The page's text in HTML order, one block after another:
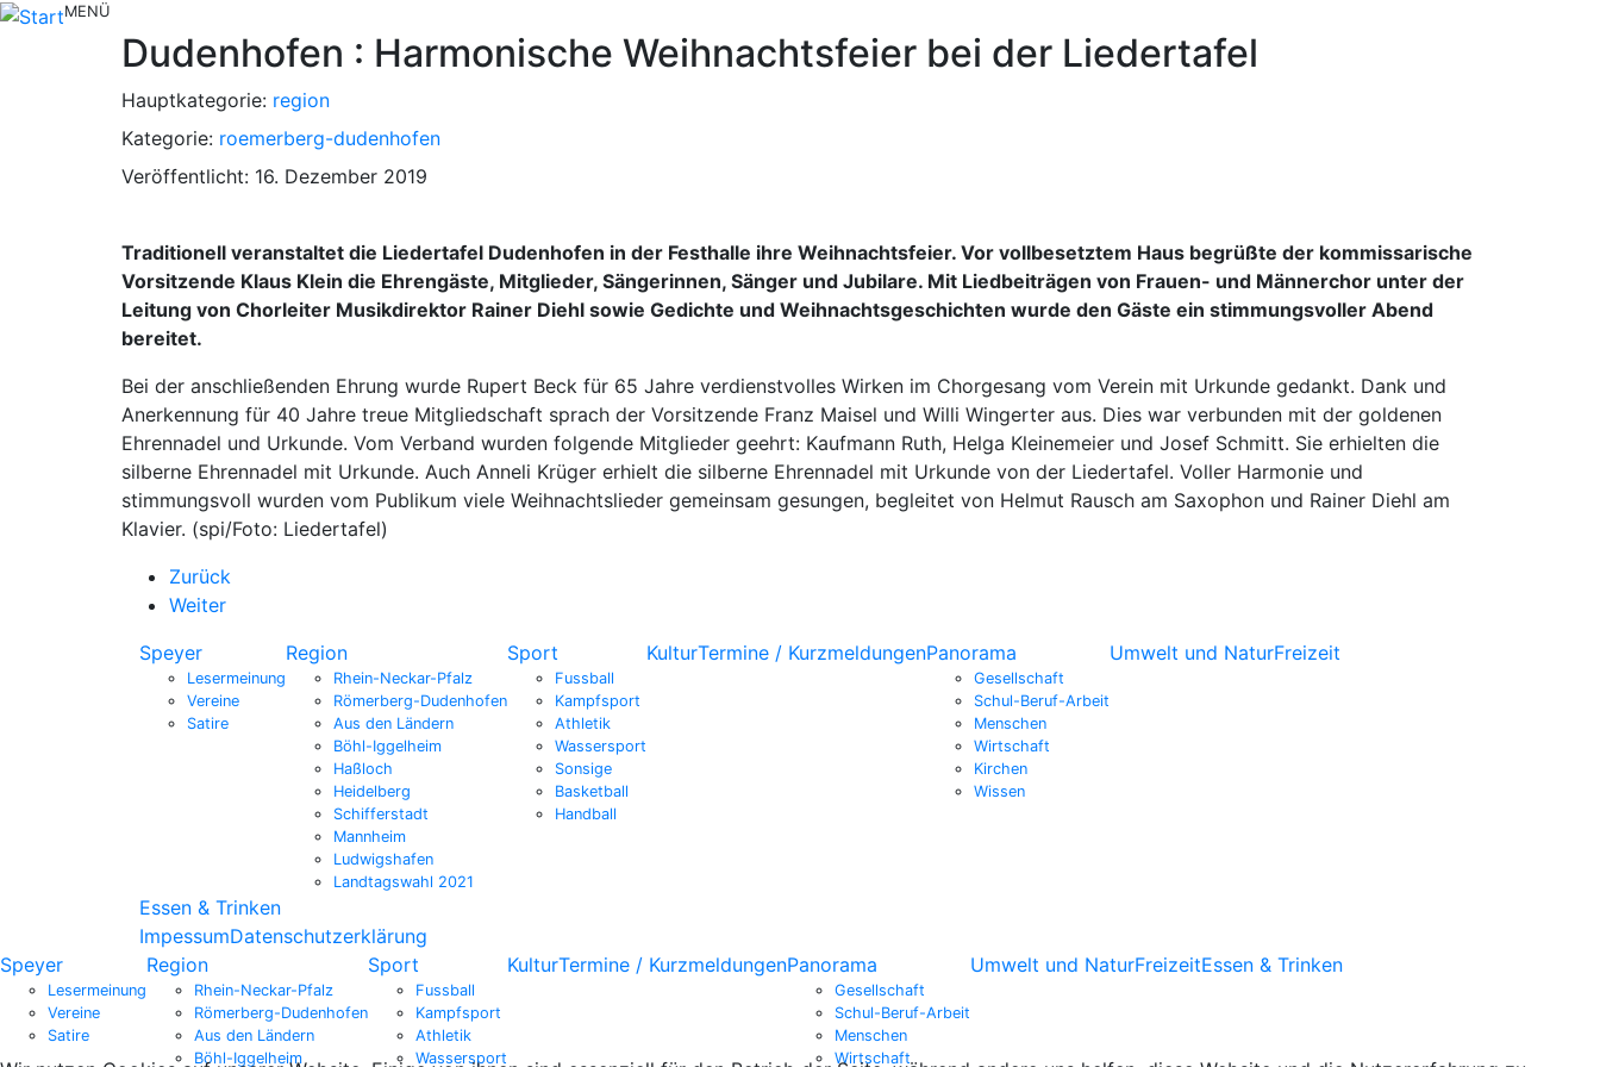
MENÜ
Dudenhofen : Harmonische Weihnachtsfeier bei der Liedertafel
Hauptkategorie: region
Kategorie: roemerberg-dudenhofen
Veröffentlicht: 16. Dezember 2019
Traditionell veranstaltet die Liedertafel Dudenhofen in der Festhalle ihre Weihnachtsfeier. Vor vollbesetztem Haus begrüßte der kommissarische
Vorsitzende Klaus Klein die Ehrengäste, Mitglieder, Sängerinnen, Sänger und Jubilare. Mit Liedbeiträgen von Frauen- und Männerchor unter der
Leitung von Chorleiter Musikdirektor Rainer Diehl sowie Gedichte und Weihnachtsgeschichten wurde den Gäste ein stimmungsvoller Abend
bereitet.
Bei der anschließenden Ehrung wurde Rupert Beck für 65 Jahre verdienstvolles Wirken im Chorgesang vom Verein mit Urkunde gedankt. Dank und
Anerkennung für 40 Jahre treue Mitgliedschaft sprach der Vorsitzende Franz Maisel und Willi Wingerter aus. Dies war verbunden mit der goldenen
Ehrennadel und Urkunde. Vom Verband wurden folgende Mitglieder geehrt: Kaufmann Ruth, Helga Kleinemeier und Josef Schmitt. Sie erhielten die
silberne Ehrennadel mit Urkunde. Auch Anneli Krüger erhielt die silberne Ehrennadel mit Urkunde von der Liedertafel. Voller Harmonie und
stimmungsvoll wurden vom Publikum viele Weihnachtslieder gemeinsam gesungen, begleitet von Helmut Rausch am Saxophon und Rainer Diehl am
Klavier. (spi/Foto: Liedertafel)
Zurück
Weiter
Speyer
Lesermeinung
Vereine
Satire
Region
Rhein-Neckar-Pfalz
Römerberg-Dudenhofen
Aus den Ländern
Böhl-Iggelheim
Haßloch
Heidelberg
Schifferstadt
Mannheim
Ludwigshafen
Landtagswahl 2021
Sport
Fussball
Kampfsport
Athletik
Wassersport
Sonsige
Basketball
Handball
KulturTermine / KurzmeldungenPanorama
Gesellschaft
Schul-Beruf-Arbeit
Menschen
Wirtschaft
Kirchen
Wissen
Umwelt und NaturFreizeit
Essen & Trinken
ImpessumDatenschutzerklärung
Speyer
Lesermeinung
Vereine
Satire
Region
Rhein-Neckar-Pfalz
Römerberg-Dudenhofen
Aus den Ländern
Böhl-Iggelheim
Sport
Fussball
Kampfsport
Athletik
Wassersport
KulturTermine / KurzmeldungenPanorama
Gesellschaft
Schul-Beruf-Arbeit
Menschen
Wirtschaft
Umwelt und NaturFreizeitEssen & Trinken